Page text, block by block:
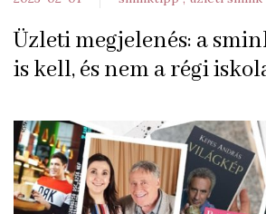
Üzleti megjelenés: a
is kell, és nem a régi